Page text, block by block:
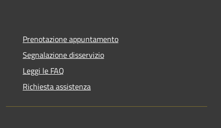
Prenotazione appuntamento
Segnalazione disservizio
Leggi le FAQ
Richiesta assistenza